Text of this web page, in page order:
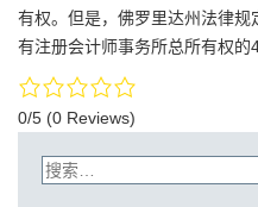
有权。但是，佛罗里达州法律
有注册会计师事务所总所有权的
0/5 (0 Reviews)